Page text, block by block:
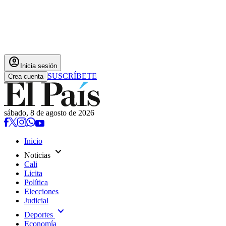
account_circle Inicia sesión
Crea cuenta SUSCRÍBETE
sábado, 8 de agosto de 2026
Inicio
Noticias expand_more
Cali
Licita
Política
Elecciones
Judicial
Deportes expand_more
Economía